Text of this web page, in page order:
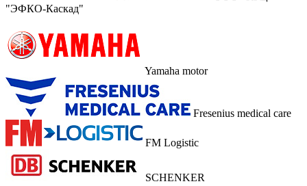
"ЭФКО-Каскад"
Yamaha motor
Fresenius medical care
FM Logistic
SCHENKER